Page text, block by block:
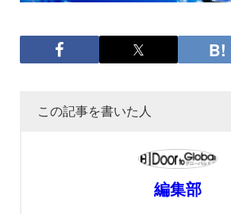
この記事を書いた人
編集部